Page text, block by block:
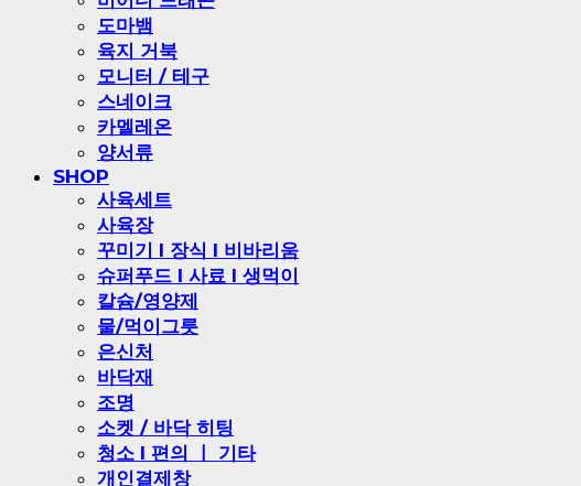
도마뱀
육지 거북
모니터 / 테구
스네이크
카멜레온
양서류
SHOP
사육세트
사육장
꾸미기 l 장식 l 비바리움
슈퍼푸드 l 사료 l 생먹이
칼슘/영양제
물/먹이그릇
은신처
바닥재
조명
소켓 / 바닥 히팅
청소 l 편의 ㅣ 기타
개인결제창